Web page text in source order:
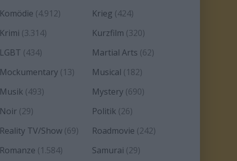
Komödie (4.912) Krieg (424)
Krimi (3.314) Kurzfilm (320)
LGBT (434) Martial Arts (62)
Mockumentary (13) Musical (182)
Musik (493) Mystery(690)
Noir (29) Politik (26)
Reality TV/Show (69) Roadmovie (242)
Romanze (1.584) Samurai (29)